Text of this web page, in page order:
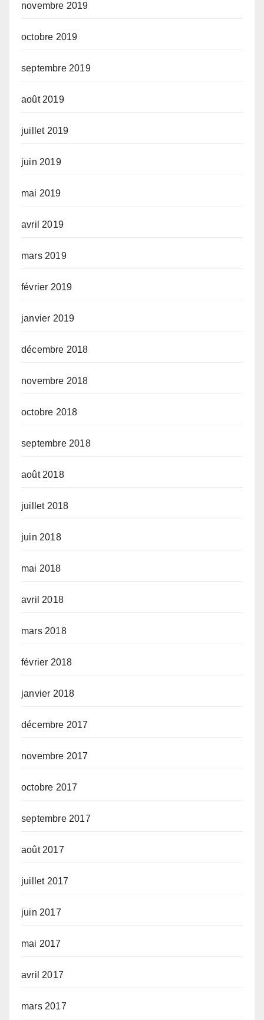
novembre 2019
octobre 2019
septembre 2019
août 2019
juillet 2019
juin 2019
mai 2019
avril 2019
mars 2019
février 2019
janvier 2019
décembre 2018
novembre 2018
octobre 2018
septembre 2018
août 2018
juillet 2018
juin 2018
mai 2018
avril 2018
mars 2018
février 2018
janvier 2018
décembre 2017
novembre 2017
octobre 2017
septembre 2017
août 2017
juillet 2017
juin 2017
mai 2017
avril 2017
mars 2017